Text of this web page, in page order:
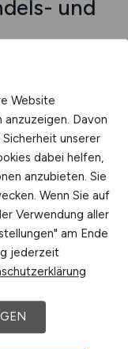
und
von
und
wo sie
Sie
ist
Website
Davon
unserer
dabei helfen,
anzubieten. Sie
Wenn Sie auf
Verwendung aller
am Ende
jederzeit